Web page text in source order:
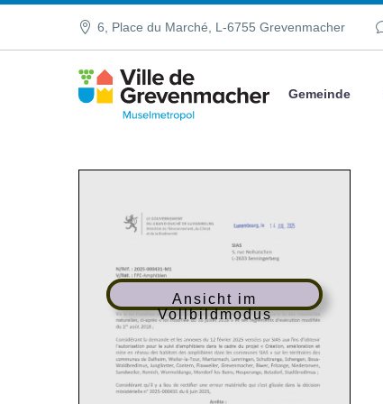
6, Place du Marché, L-6755 Grevenmacher
Gemeinde
Ansicht im
Vollbildmodus